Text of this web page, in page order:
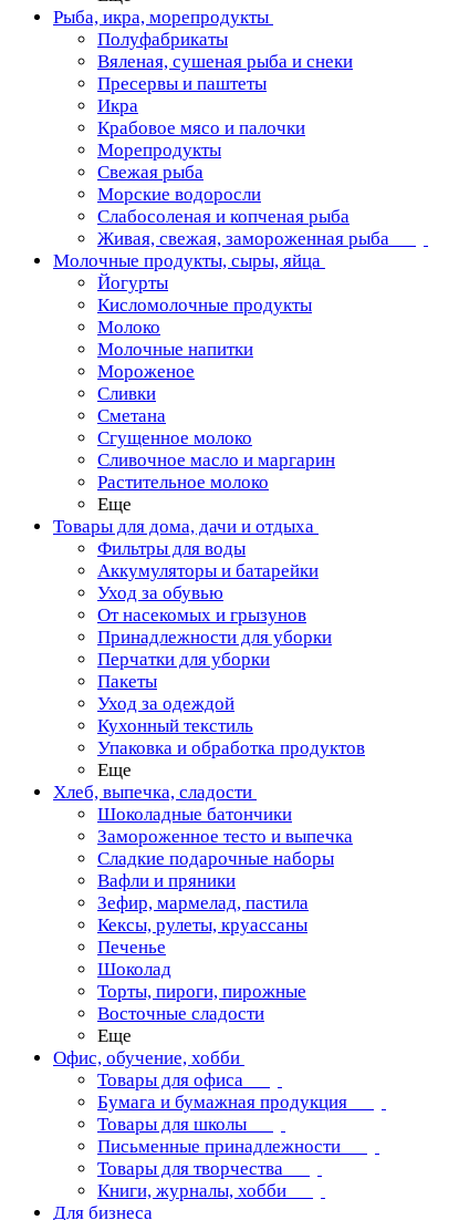
Рыба, икра, морепродукты
Полуфабрикаты
Вяленая, сушеная рыба и снеки
Пресервы и паштеты
Икра
Крабовое мясо и палочки
Морепродукты
Свежая рыба
Морские водоросли
Слабосоленая и копченая рыба
Живая, свежая, замороженная рыба
Молочные продукты, сыры, яйца
Йогурты
Кисломолочные продукты
Молоко
Молочные напитки
Мороженое
Сливки
Сметана
Сгущенное молоко
Сливочное масло и маргарин
Растительное молоко
Еще
Товары для дома, дачи и отдыха
Фильтры для воды
Аккумуляторы и батарейки
Уход за обувью
От насекомых и грызунов
Принадлежности для уборки
Перчатки для уборки
Пакеты
Уход за одеждой
Кухонный текстиль
Упаковка и обработка продуктов
Еще
Хлеб, выпечка, сладости
Шоколадные батончики
Замороженное тесто и выпечка
Сладкие подарочные наборы
Вафли и пряники
Зефир, мармелад, пастила
Кексы, рулеты, круассаны
Печенье
Шоколад
Торты, пироги, пирожные
Восточные сладости
Еще
Офис, обучение, хобби
Товары для офиса
Бумага и бумажная продукция
Товары для школы
Письменные принадлежности
Товары для творчества
Книги, журналы, хобби
Для бизнеса